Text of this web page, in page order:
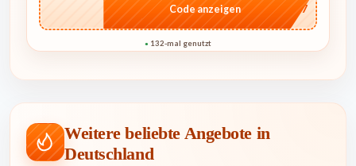
…E07
Code anzeigen
● 132-mal genutzt
Weitere beliebte Angebote in
Deutschland